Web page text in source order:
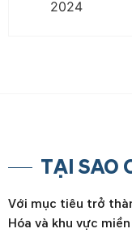
2024
TẠI SAO
Với mục tiêu trở
Hóa và khu vực